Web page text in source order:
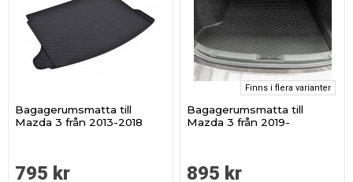
Bagagerumsmatta till
Mazda 3 från 2013-2018
795 kr
Finns i flera varianter
Bagagerumsmatta till
Mazda 3 från 2019-
895 kr